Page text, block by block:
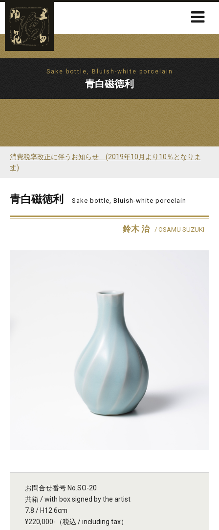
Sake bottle, Bluish-white porcelain
青白磁徳利
消費税率改正に伴うお知らせ (2019年10月より10％となりま
す)
青白磁徳利 Sake bottle, Bluish-white porcelain
鈴木 治 / OSAMU SUZUKI
お問合せ番号 No.SO-20
共箱 / with box signed by the artist
7.8 / H12.6cm
¥220,000-（税込 / including tax）